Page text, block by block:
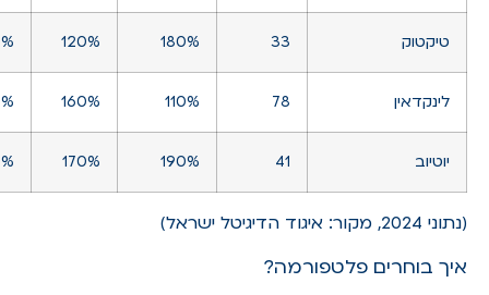
טיקטוק 33
180%
120%
לינקדאין 78
110%
160%
יוטיוב 41
190%
170%
(נתוני 2024, מקור: איגוד הדיגיטל ישראל)
איך בוחרים פלטפורמה?